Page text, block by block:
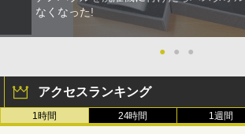
なくなった!
● ● ●
アクセスランキング
1時間 24時間 1週間